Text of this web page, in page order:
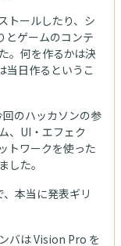
トールしたり、シ
とゲームのコンテ
。何を作るかは決
当日作るというこ
のハッカソンの参
、UI・エフェク
トワークを使った
した。
本当に発表ギリ
バは Vision Pro を